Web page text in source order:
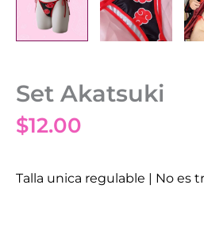
Set Akatsuki
$12.00
Talla unica regulable | No es